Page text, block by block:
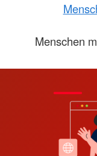
Menschen